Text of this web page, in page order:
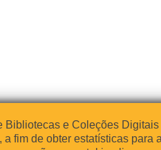
Bibliotecas e Coleções
a fim de obter estatísticas para